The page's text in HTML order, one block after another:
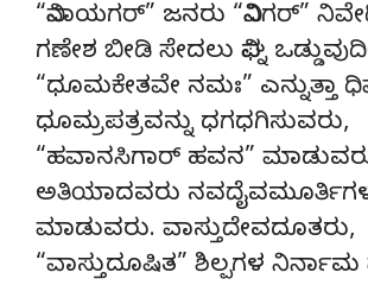
“ವಿನಾಯಗರ್” ಜನರು “ವಿನಿಗರ್”
ಗಣೇಶ ಬೀಡಿ ಸೇದಲು ವಿಘ್ನ
“ಧೂಮಕೇತವೇ ನಮಃ” ಎನ್ನುತ್ತಾ
ಧೂಮ್ರಪತ್ರವನ್ನು ಧಗಧಗಿಸುವರು,
“ಹವಾನಸಿಗಾರ್ ಹವನ”
ಅತಿಯಾದವರು ನವದೈವಮೂರ್ತಿಗಳ
ಮಾಡುವರು. ವಾಸ್ತುದೇವದೂತರು,
“ವಾಸ್ತುದೂಷಿತ” ಶಿಲ್ಪಗಳ